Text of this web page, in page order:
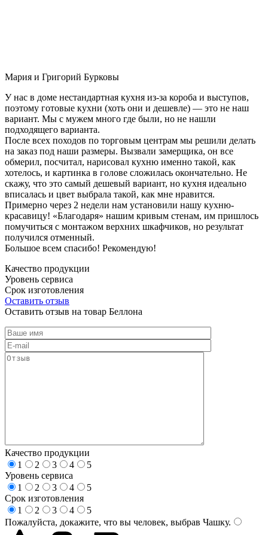
Мария и Григорий Бурковы
У нас в доме нестандартная кухня из-за короба и выступов,
поэтому готовые кухни (хоть они и дешевле) — это не наш
вариант. Мы с мужем много где были, но не нашли
подходящего варианта.
После всех походов по торговым центрам мы решили делать
на заказ под наши размеры. Вызвали замерщика, он все
обмерил, посчитал, нарисовал кухню именно такой, как
хотелось, и картинка в голове сложилась окончательно. Не
скажу, что это самый дешевый вариант, но кухня идеально
вписалась и цвет выбрала такой, как мне нравится.
Примерно через 2 недели нам установили нашу кухню-
красавицу! «Благодаря» нашим кривым стенам, им пришлось
помучиться с монтажом верхних шкафчиков, но результат
получился отменный.
Большое всем спасибо! Рекомендую!
Качество продукции
Уровень сервиса
Срок изготовления
Оставить отзыв
Оставить отзыв на товар Беллона
Качество продукции
1
2 3 4
5
Уровень сервиса
1
2 3 4
5
Срок изготовления
1
2 3 4
5
Пожалуйста, докажите, что вы человек, выбрав Чашку.